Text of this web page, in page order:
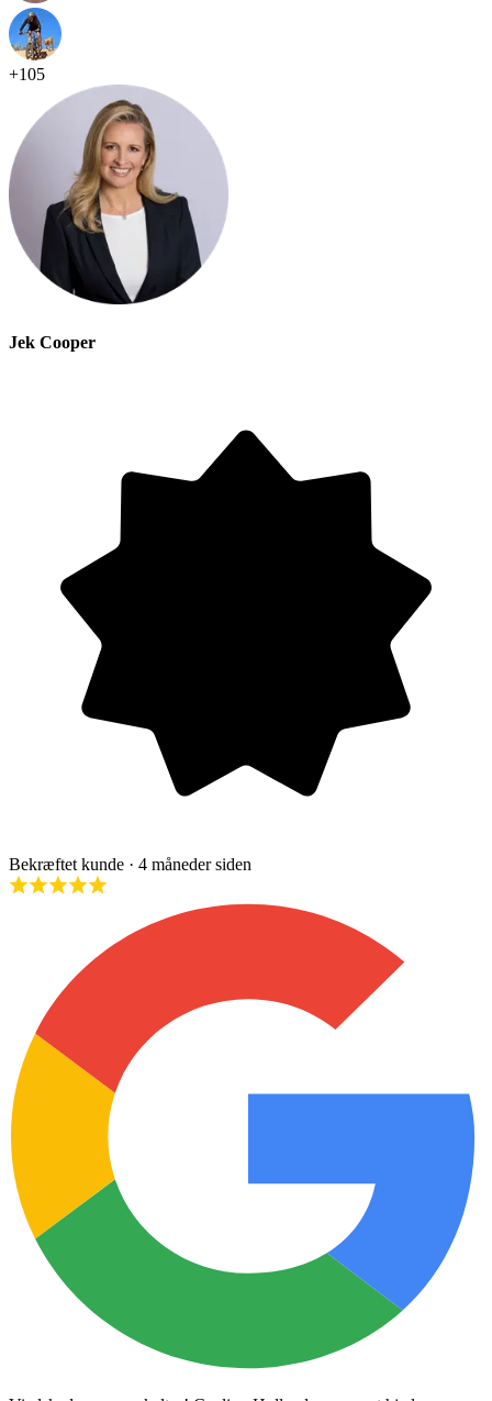
+105
Jek Cooper
Bekræftet kunde · 4 måneder siden